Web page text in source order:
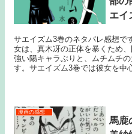
エイ
サエイズム3巻のネタバレ感想で
女は、真木冴の正体を暴くため
強い陽キャラぶりと、ムチムチ
す。サエイズム3巻では彼女を中
漫画の感想
馬鹿